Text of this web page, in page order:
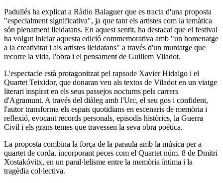
Padullés ha explicat a Ràdio Balaguer que es tracta d'una proposta
"especialment significativa", ja que tant els artistes com la temàtica
són plenament lleidatans. En aquest sentit, ha destacat que el festival
ha volgut iniciar aquesta edició commemorativa amb "un homenatge
a la creativitat i als artistes lleidatans" a través d'un muntatge que
recorre la vida, l'obra i el pensament de Guillem Viladot.
L'espectacle està protagonitzat pel rapsode Xavier Hidalgo i el
Quartet Teixidor, que donaran veu als textos de Viladot en un viatge
literari inspirat en els seus passejos nocturns pels carrers
d'Agramunt. A través del diàleg amb l'Urc, el seu gos i confident,
l'autor transforma els espais quotidians en escenaris de memòria i
reflexió, evocant records personals, episodis històrics, la Guerra
Civil i els grans temes que travessen la seva obra poètica.
La proposta combina la força de la paraula amb la música per a
quartet de corda, incorporant peces com el Quartet núm. 8 de Dmitri
Xostakóvitx, en un paral·lelisme entre la memòria íntima i la
tragèdia col·lectiva.